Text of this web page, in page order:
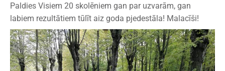
Paldies Visiem 20 skolēniem gan par uzvarām, gan
labiem rezultātiem tūlīt aiz goda pjedestāla! Malacīši!